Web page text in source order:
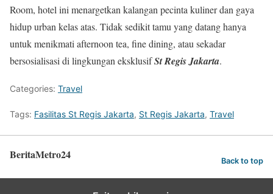
Room, hotel ini menargetkan kalangan pecinta kuliner dan gaya
hidup urban kelas atas. Tidak sedikit tamu yang datang hanya
untuk menikmati afternoon tea, fine dining, atau sekadar
bersosialisasi di lingkungan eksklusifSt Regis Jakarta.
Categories: Travel
Tags: Fasilitas St Regis Jakarta, St Regis Jakarta, Travel
BeritaMetro24 Back to top